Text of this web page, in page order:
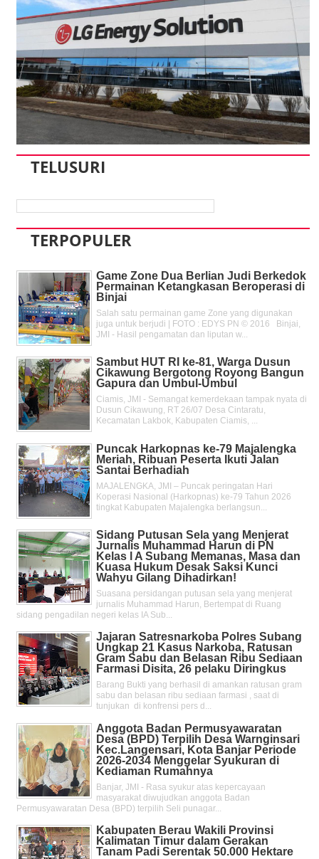
TELUSURI
TERPOPULER
Game Zone Dua Berlian Judi Berkedok
Permainan Ketangkasan Beroperasi di
Binjai
Salah satu permainan game Zone yang digunakan
juga untuk berjudi | FOTO : EDYS PN © 2016 Binjai,
JMI - Hasil pengamatan dan liputan w...
Sambut HUT RI ke-81, Warga Dusun
Cikawung Bergotong Royong Bangun
Gapura dan Umbul-Umbul
Ciamis, JMI - Semangat kemerdekaan tampak nyata di
Dusun Cikawung, RT 26/07 Desa Cintaratu,
Kecamatan Lakbok, Kabupaten Ciamis, ...
Puncak Harkopnas ke-79 Majalengka
Meriah, Ribuan Peserta Ikuti Jalan
Santai Berhadiah
MAJALENGKA, JMI – Puncak peringatan Hari
Koperasi Nasional (Harkopnas) ke-79 Tahun 2026
tingkat Kabupaten Majalengka berlangsun...
Sidang Putusan Sela yang Menjerat
Jurnalis Muhammad Harun di PN
Kelas l A Subang Memanas, Masa dan
Kuasa Hukum Desak Saksi Kunci
Wahyu Gilang Dihadirkan!
Suasana persidangan putusan sela yang menjerat
jurnalis Muhammad Harun, Bertempat di Ruang
sidang pengadilan negeri kelas IA Sub...
Jajaran Satresnarkoba Polres Subang
Ungkap 21 Kasus Narkoba, Ratusan
Gram Sabu dan Belasan Ribu Sediaan
Farmasi Disita, 26 pelaku Diringkus
Barang Bukti yang berhasil di amankan ratusan gram
sabu dan belasan ribu sediaan farmasi , saat di
tunjukan di konfrensi pers d...
Anggota Badan Permusyawaratan
Desa (BPD) Terpilih Desa Warnginsari
Kec.Langensari, Kota Banjar Periode
2026-2034 Menggelar Syukuran di
Kediaman Rumahnya
Banjar, JMI - Rasa syukur atas kepercayaan
masyarakat diwujudkan anggota Badan
Permusyawaratan Desa (BPD) terpilih Seli punagar...
Kabupaten Berau Wakili Provinsi
Kalimatan Timur dalam Gerakan
Tanam Padi Serentak 50.000 Hektare